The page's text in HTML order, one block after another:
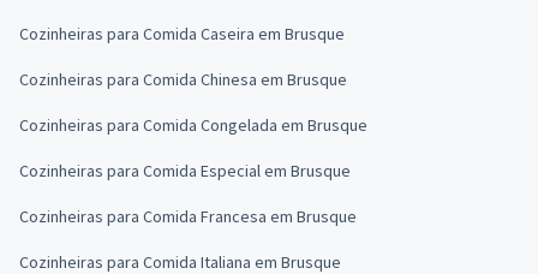
Cozinheiras para Comida Caseira em Brusque
Cozinheiras para Comida Chinesa em Brusque
Cozinheiras para Comida Congelada em Brusque
Cozinheiras para Comida Especial em Brusque
Cozinheiras para Comida Francesa em Brusque
Cozinheiras para Comida Italiana em Brusque